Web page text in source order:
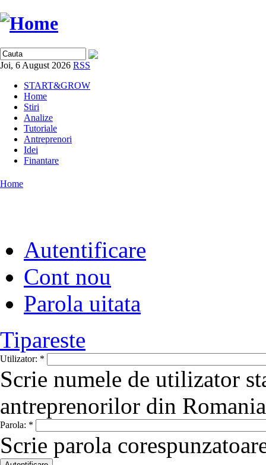
Joi, 6 August 2026 RSS
START&GROW
Home
Stiri
Analize
Tutoriale
Antreprenori
Idei
Finantare
Home
Autentificare
Cont nou
Parola uitata
Tipareste
Utilizator: *
Scrie numele de utilizator
antreprenorilor din
Parola: *
Scrie parola